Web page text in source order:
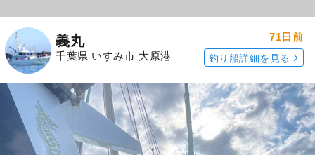
義丸
千葉県 いすみ市 大原港
71日前
釣り船詳細を見る